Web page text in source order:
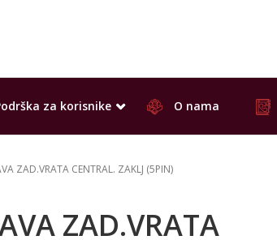
za korisnike O nama
ZAD.VRATA CENTRAL. ZAKLJ (5PIN)
ZAD.VRATA